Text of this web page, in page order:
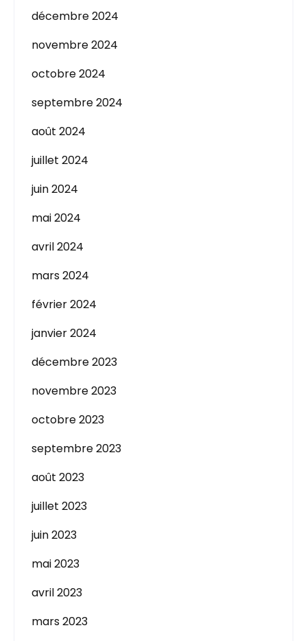
décembre 2024
novembre 2024
octobre 2024
septembre 2024
août 2024
juillet 2024
juin 2024
mai 2024
avril 2024
mars 2024
février 2024
janvier 2024
décembre 2023
novembre 2023
octobre 2023
septembre 2023
août 2023
juillet 2023
juin 2023
mai 2023
avril 2023
mars 2023